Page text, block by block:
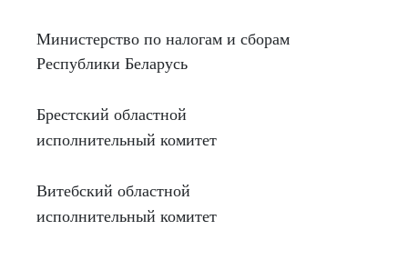
Министерство по налогам и сборам
Республики Беларусь
Брестский областной
исполнительный комитет
Витебский областной
исполнительный комитет